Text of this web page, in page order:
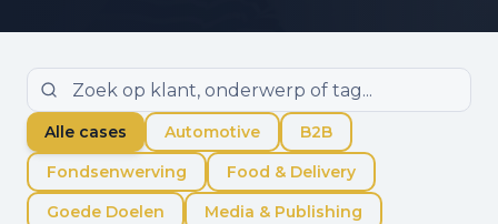
Alle cases Automotive
B2B
Fondsenwerving
Food & Delivery
Goede Doelen
Media & Publishing